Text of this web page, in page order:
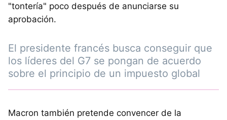
"tontería" poco después de anunciarse su
aprobación.
El presidente francés busca conseguir que
los líderes del G7 se pongan de acuerdo
sobre el principio de un impuesto global
Macron también pretende convencer de la